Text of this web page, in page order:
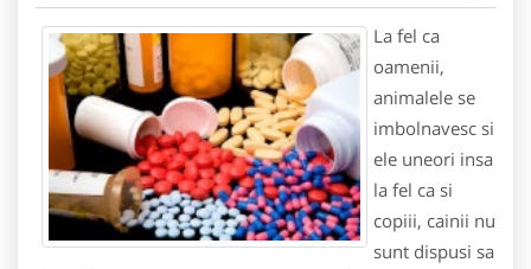
La fel ca
oamenii,
animalele se
imbolnavesc si
ele uneori insa
la fel ca si
copiii, cainii nu
sunt dispusi sa